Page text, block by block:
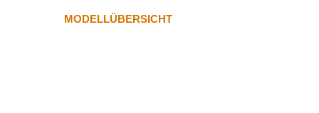
MODELLÜBERSICHT